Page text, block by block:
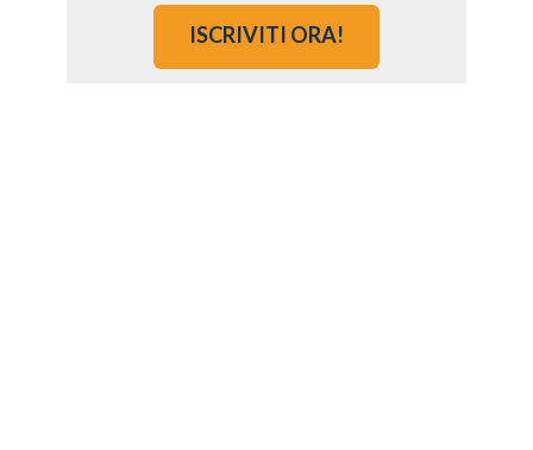
ISCRIVITI ORA!